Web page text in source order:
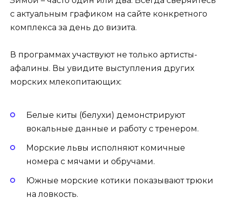
с актуальным графиком на сайте конкретного
комплекса за день до визита.
В программах участвуют не только артисты-
афалины. Вы увидите выступления других
морских млекопитающих:
Белые киты (белухи) демонстрируют
вокальные данные и работу с тренером.
Морские львы исполняют комичные
номера с мячами и обручами.
Южные морские котики показывают трюки
на ловкость.